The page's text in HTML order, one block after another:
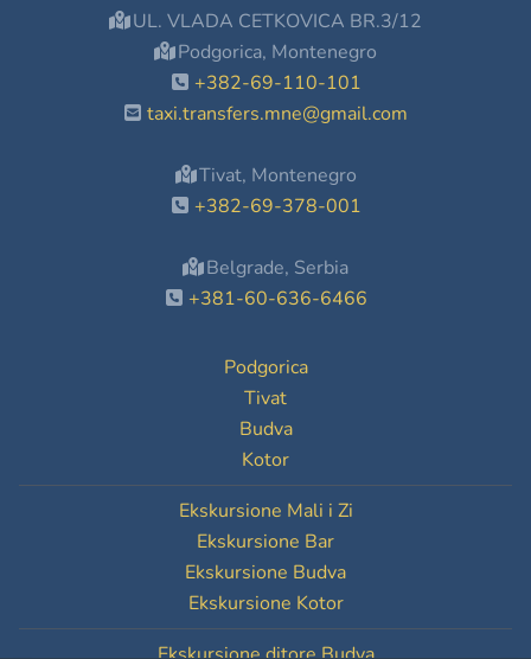
UL. VLADA CETKOVICA BR.3/12
Podgorica, Montenegro
+382-69-110-101
taxi.transfers.mne@gmail.com
Tivat, Montenegro
+382-69-378-001
Belgrade, Serbia
+381-60-636-6466
Podgorica
Tivat
Budva
Kotor
Ekskursione Mali i Zi
Ekskursione Bar
Ekskursione Budva
Ekskursione Kotor